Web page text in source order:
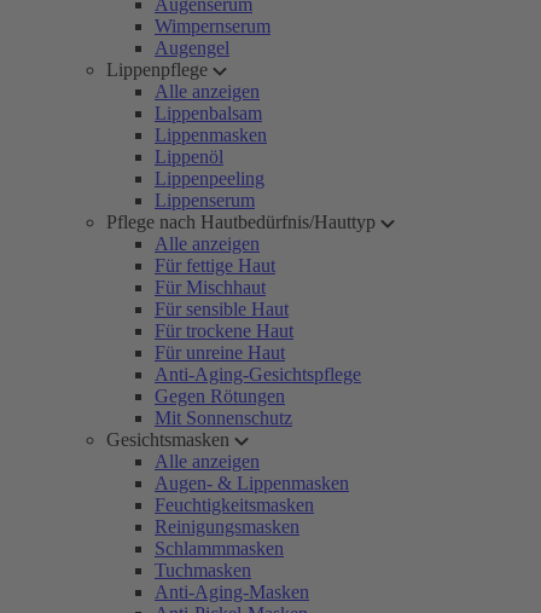
Augenserum
Wimpernserum
Augengel
Lippenpflege
Alle anzeigen
Lippenbalsam
Lippenmasken
Lippenöl
Lippenpeeling
Lippenserum
Pflege nach Hautbedürfnis/Hauttyp
Alle anzeigen
Für fettige Haut
Für Mischhaut
Für sensible Haut
Für trockene Haut
Für unreine Haut
Anti-Aging-Gesichtspflege
Gegen Rötungen
Mit Sonnenschutz
Gesichtsmasken
Alle anzeigen
Augen- & Lippenmasken
Feuchtigkeitsmasken
Reinigungsmasken
Schlammmasken
Tuchmasken
Anti-Aging-Masken